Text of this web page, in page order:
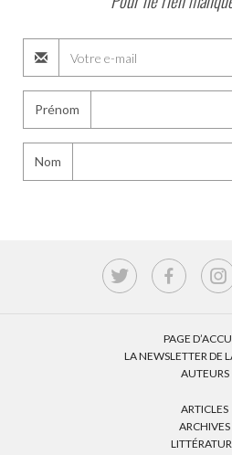
Prénom
Nom
PAGE
LA NEWSLETTER DE
AUTEURS
ARTICLES
ARCHIVES